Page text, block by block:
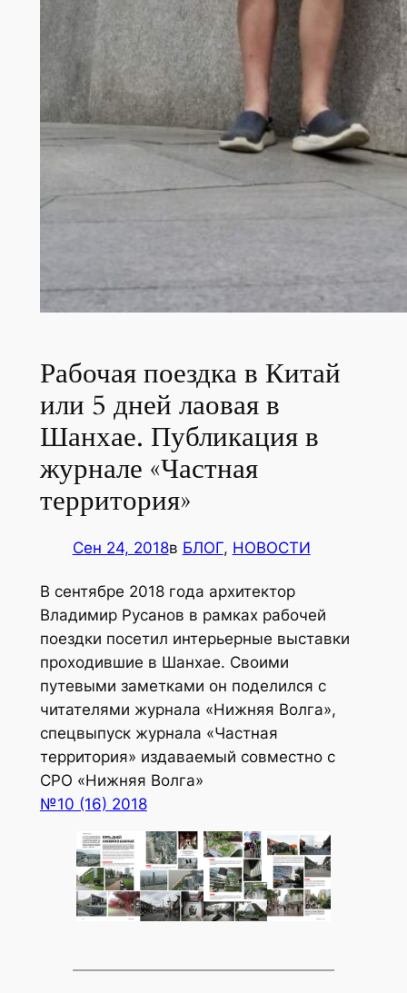
Рабочая поездка в Китай
или 5 дней лаовая в
Шанхае. Публикация в
журнале «Частная
территория»
Сен 24, 2018в БЛОГ, НОВОСТИ
В сентябре 2018 года архитектор
Владимир Русанов в рамках рабочей
поездки посетил интерьерные выставки
проходившие в Шанхае. Своими
путевыми заметками он поделился с
читателями журнала «Нижняя Волга»,
спецвыпуск журнала «Частная
территория» издаваемый совместно с
СРО «Нижняя Волга»
№10 (16) 2018